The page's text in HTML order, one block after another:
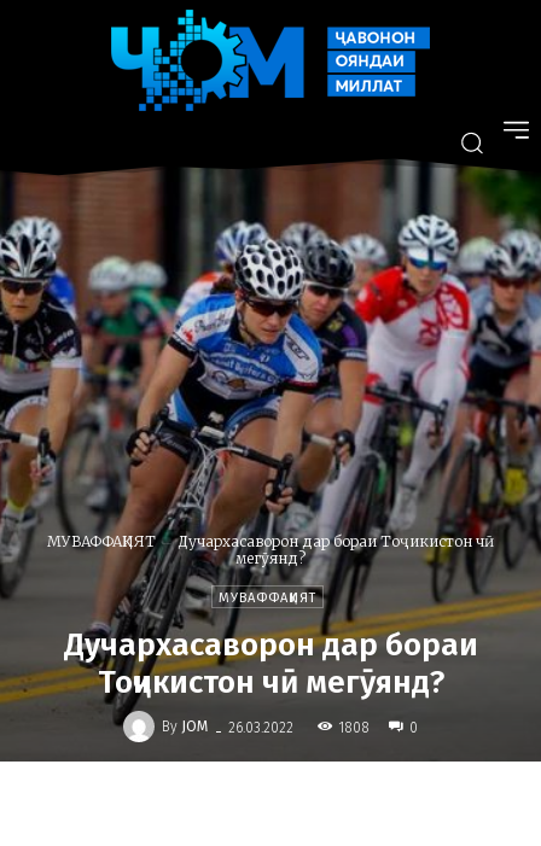
МУВАФФАҚИЯТ
Дучархасаворон дар бораи Тоҷикистон чӣ
мегӯянд?
МУВАФФАҚИЯТ
Дучархасаворон дар бораи
Тоҷикистон чӣ мегӯянд?
By JOM - 26.03.2022 1808 0